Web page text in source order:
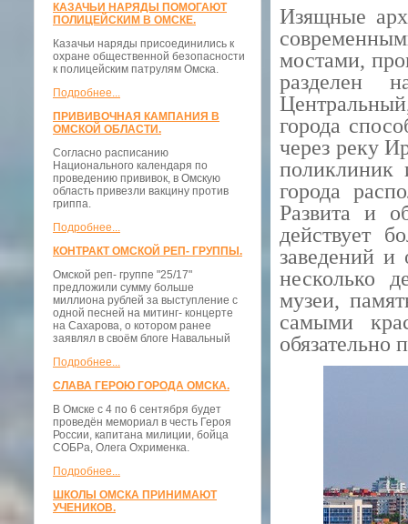
КАЗАЧЬИ НАРЯДЫ ПОМОГАЮТ
ПОЛИЦЕЙСКИМ В ОМСКЕ.
Казачьи наряды присоединились к
охране общественной безопасности
к полицейским патрулям Омска.
Подробнее...
ПРИВИВОЧНАЯ КАМПАНИЯ В
ОМСКОЙ ОБЛАСТИ.
Согласно расписанию
Национального календаря по
проведению прививок, в Омскую
область привезли вакцину против
гриппа.
Подробнее...
КОНТРАКТ ОМСКОЙ РЕП- ГРУППЫ.
Омской реп- группе "25/17"
предложили сумму больше
миллиона рублей за выступление с
одной песней на митинг- концерте
на Сахарова, о котором ранее
заявлял в своём блоге Навальный
Подробнее...
СЛАВА ГЕРОЮ ГОРОДА ОМСКА.
В Омске с 4 по 6 сентября будет
проведён мемориал в честь Героя
России, капитана милиции, бойца
СОБРа, Олега Охрименка.
Подробнее...
ШКОЛЫ ОМСКА ПРИНИМАЮТ
УЧЕНИКОВ.
Изящные
мостами,
разделен
города
через реку
поликлиник
города
Развита и
действует
заведений и
несколько
музеи,
самыми
обязательно